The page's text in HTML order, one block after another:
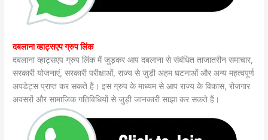
दबलाना व्हाट्सएप ग्रुप लिंक
दबलाना व्हाट्सएप ग्रुप लिंक में जुड़कर आप दबलाना से संबंधित ताजातरीन समाचार,
सरकारी योजनाएं, सरकारी परीक्षाओं, राज्य से जुड़ी अहम घटनाओं और अन्य महत्वपूर्ण
अपडेट्स प्राप्त कर सकते हैं। इस ग्रुप के माध्यम से आप राज्य के विकास, रोजगार
अवसरों और सामाजिक गतिविधियों से जुड़ी जानकारी साझा कर सकते हैं।